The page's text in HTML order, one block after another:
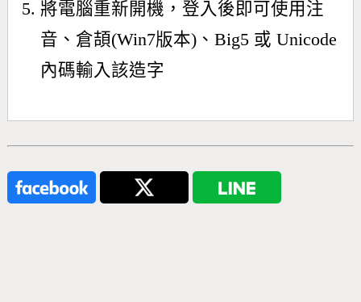
將電腦重新開機，登入後即可使用注
音、倉頡(Win7版本)、Big5 或 Unicode
內碼輸入該造字